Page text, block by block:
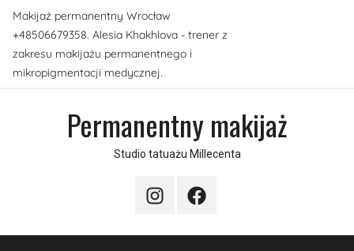
Przejdź
do
treści
Makijaż permanentny Wrocław
+48506679358. Alesia Khakhlova - trener z
zakresu makijażu permanentnego i
mikropigmentacji medycznej.
Permanentny makijaż
Studio tatuażu Millecenta
InstagramFacebook